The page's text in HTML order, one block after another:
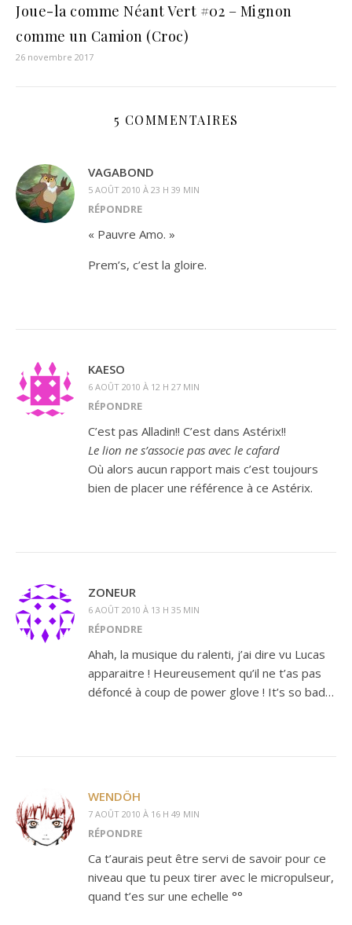
Joue-la comme Néant Vert #02 – Mignon
comme un Camion (Croc)
26 novembre 2017
5 COMMENTAIRES
VAGABOND
5 AOÛT 2010 À 23 H 39 MIN
RÉPONDRE
« Pauvre Amo. »
Prem’s, c’est la gloire.
KAESO
6 AOÛT 2010 À 12 H 27 MIN
RÉPONDRE
C’est pas Alladin!! C’est dans Astérix!!
Le lion ne s’associe pas avec le cafard
Où alors aucun rapport mais c’est toujours
bien de placer une référence à ce Astérix.
ZONEUR
6 AOÛT 2010 À 13 H 35 MIN
RÉPONDRE
Ahah, la musique du ralenti, j’ai dire vu Lucas
apparaitre ! Heureusement qu’il ne t’as pas
défoncé à coup de power glove ! It’s so bad…
WENDÖH
7 AOÛT 2010 À 16 H 49 MIN
RÉPONDRE
Ca t’aurais peut être servi de savoir pour ce
niveau que tu peux tirer avec le micropulseur,
quand t’es sur une echelle °°